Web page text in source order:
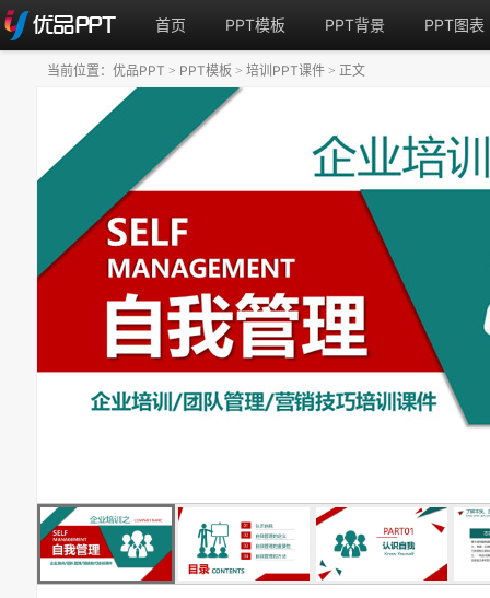
首页 PPT模板 PPT背景 PPT图表
当前位置： 优品PPT > PPT模板 > 培训PPT课件 > 正文